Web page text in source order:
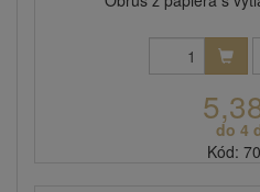
do 4
Kód: